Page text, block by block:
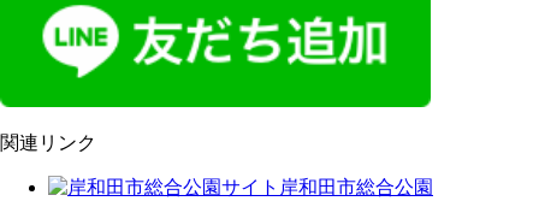
関連リンク
岸和田市総合公園